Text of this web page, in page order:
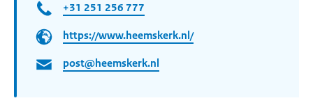
+31 251 256 777
https://www.heemskerk.nl/
post@heemskerk.nl